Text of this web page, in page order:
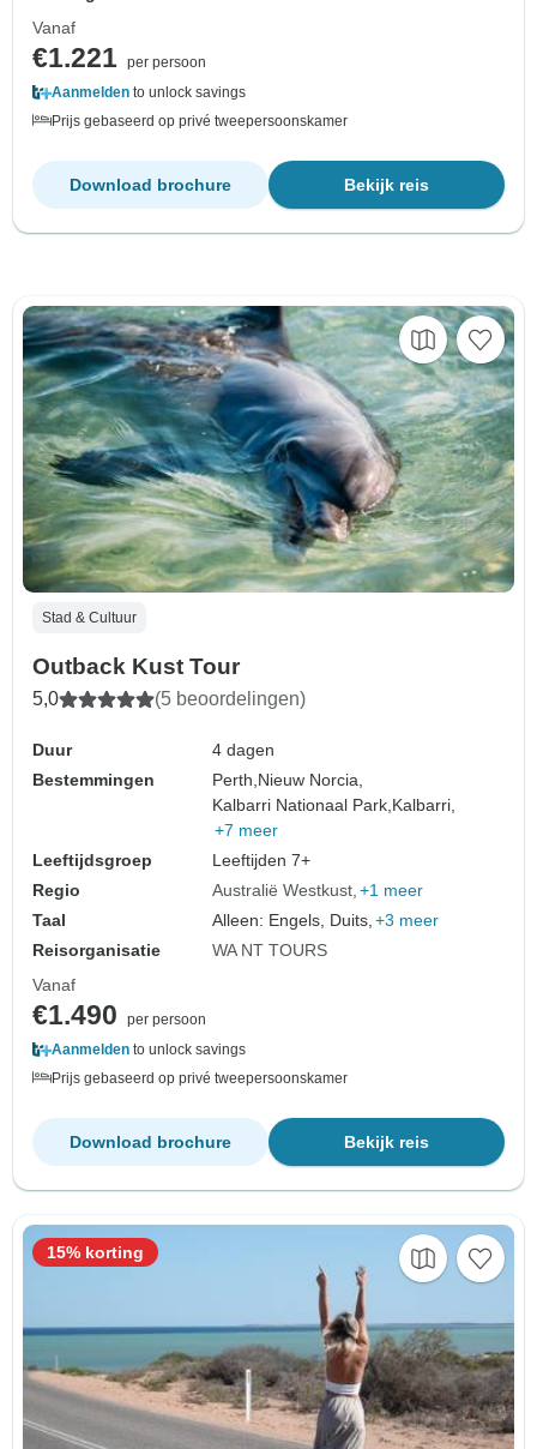
Vanaf
€1.221 per persoon
Aanmelden to unlock savings
Prijs gebaseerd op privé tweepersoonskamer
Bekijk reis
Download brochure
Stad & Cultuur
Outback Kust Tour
5,0 (5 beoordelingen)
Duur
4 dagen
Bestemmingen
Perth, Nieuw Norcia,
Kalbarri Nationaal Park, Kalbarri,
+7 meer
Leeftijdsgroep
Leeftijden 7+
Regio
Australië Westkust +1 meer
Taal
Alleen: Engels, Duits, +3 meer
Reisorganisatie
WA NT TOURS
Vanaf
€1.490
per persoon
Aanmelden to unlock savings
Prijs gebaseerd op privé tweepersoonskamer
Bekijk reis
Download brochure
15% korting